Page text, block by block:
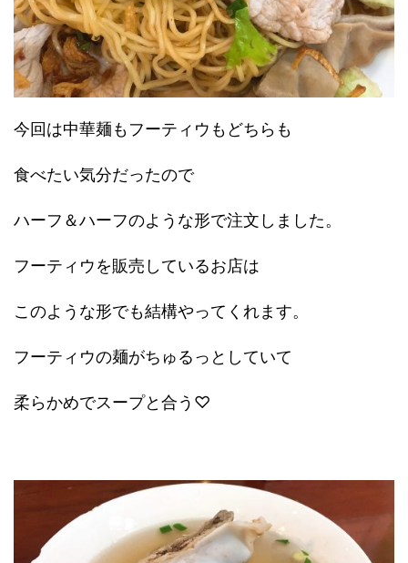
今回は中華麺もフーティウもどちらも
食べたい気分だったので
ハーフ＆ハーフのような形で注文しました。
フーティウを販売しているお店は
このような形でも結構やってくれます。
フーティウの麺がちゅるっとしていて
柔らかめでスープと合う♡